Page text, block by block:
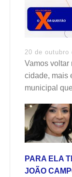
20 de outubro
Vamos voltar
cidade, mais
municipal
PARA ELA
JOÃO